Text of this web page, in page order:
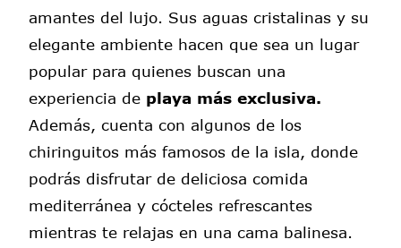
amantes del lujo. Sus aguas cristalinas y su
elegante ambiente hacen que sea un lugar
popular para quienes buscan una
experiencia de playa más exclusiva.
Además, cuenta con algunos de los
chiringuitos más famosos de la isla, donde
podrás disfrutar de deliciosa comida
mediterránea y cócteles refrescantes
mientras te relajas en una cama balinesa.